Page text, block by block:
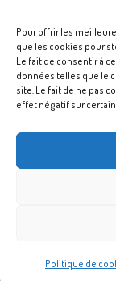
Pour offrir les
que les cookies pour
Le fait de consentir à
données telles que le
site. Le fait de ne pas
effet négatif sur
Politique de